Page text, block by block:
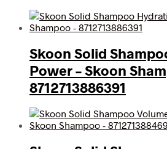
Skoon Solid
Power – Skoon
8712713886391